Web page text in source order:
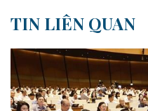
TIN LIÊN QUAN